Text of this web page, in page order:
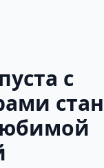
с